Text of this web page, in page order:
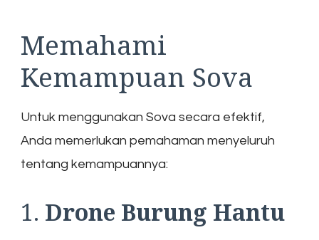
Memahami
Kemampuan Sova
Untuk menggunakan Sova secara efektif,
Anda memerlukan pemahaman menyeluruh
tentang kemampuannya:
1. Drone Burung Hantu